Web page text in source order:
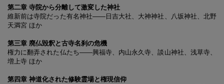
第二章 寺院から分離して激変した神社
維新前は寺院だった有名神社――日吉大社、大神神社、八坂神社、北野
天満宮 ほか
第三章 廃仏毀釈と古寺名刹の危機
権力に翻弄された仏たち――興福寺、内山永久寺、談山神社、浅草寺、
増上寺 ほか
第四章 神道化された修験霊場と権現信仰